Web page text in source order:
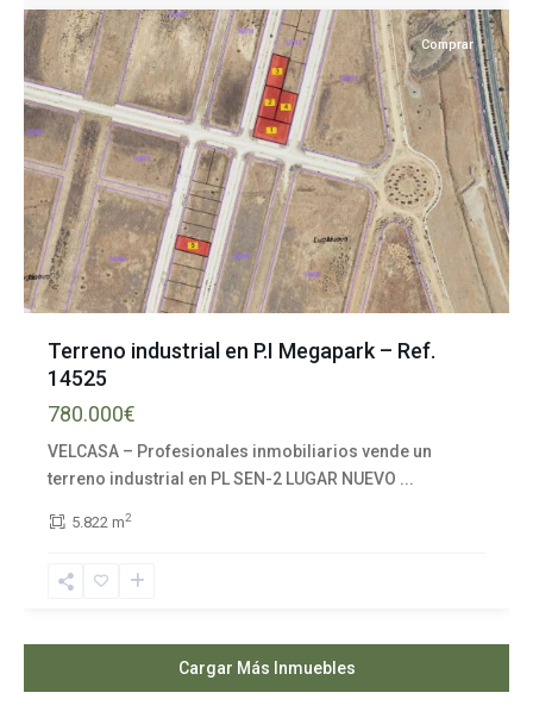
Comprar
Terreno industrial en P.I Megapark – Ref.
14525
780.000€
VELCASA – Profesionales inmobiliarios vende un
terreno industrial en PL SEN-2 LUGAR NUEVO ...
5.822 m2
Cargar Más Inmuebles